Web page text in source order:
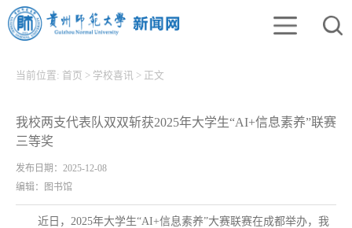
当前位置: 首页 > 学校喜讯 > 正文
我校两支代表队双双斩获2025年大学生“AI+信息素养”联赛
三等奖
发布日期：2025-12-08
编辑：图书馆
近日，2025年大学生“AI+信息素养”大赛联赛在成都举办，我